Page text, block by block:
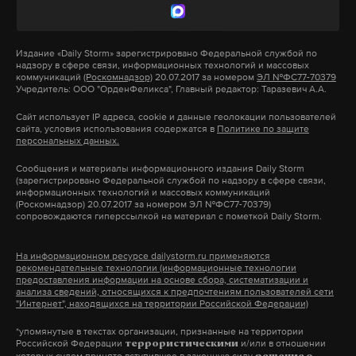
таким образом дети «освежили в памяти правила
обращения с оружием», а затем «приступили к
использованием лазерного комплекса «Рубин».
В самой гимназии ответили изданию «Подъем»,
что урок проводился по инициативе родителей
учеников и ни одна мишень не пострадала.«У нас
или спортзале. Здесь максимум он
[представитель «Боевого братства]мог принести
какое-то оружие и показывать. А почему
приносят, показывают. Эмчеэсовцы же
формой политического самовыражения.
Тверской суд Москвы 21 марта 2022 года признал
американскую корпорацию Meta экстремистской
и запретил ее деятельность в России. На
территории РФ были заблокированы компании,
принадлежащие Meta: Instagram и Facebook.
*Корпорация Meta — признана экстремистской и
запрещена в РФ
Подпишитесь на Daily Storm вMAX
работает там, где тормозит интернет.
А еще мы есть вTelegram,ДзениVK.
Макс Telegram
Издание «Daily Storm» зарегистрировано Федеральной службой по
надзору в сфере связи, информационных технологий и массовых
коммуникаций (Роскомнадзор) 20.07.2017 за номером ЭЛ №ФС77-70379
Учредитель: ООО "ОрденФеликса", Главный редактор: Таразевич А.А.
Сайт использует IP адреса, cookie и данные геолокации пользователей
сайта, условия использования содержатся в Политике по защите
персональных данных.
Сообщения и материалы информационного издания Daily Storm
(зарегистрировано Федеральной службой по надзору в сфере связи,
информационных технологий и массовых коммуникаций
(Роскомнадзор) 20.07.2017 за номером ЭЛ №ФС77-70379)
сопровождаются гиперссылкой на материал с пометкой Daily Storm.
На информационном ресурсе dailystorm.ru применяются
рекомендательные технологии (информационные технологии
предоставления информации на основе сбора, систематизации и
анализа сведений, относящихся к предпочтениям пользователей сети
"Интернет", находящихся на территории Российской Федерации)
*упомянутые в текстах организации, признанные на территории
Российской Федерации террористическими и/или в отношении